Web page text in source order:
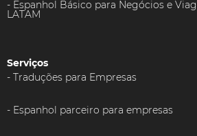
Espanhol Básico para Negócios e
LATAM
Serviços
Traduções para Empresas
Espanhol parceiro para empresas